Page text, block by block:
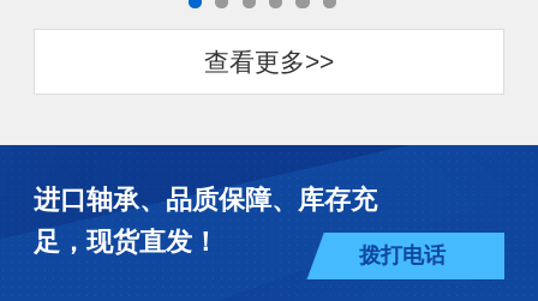
查看更多>>
进口轴承、品质保障、库存充
足，现货直发！
拨打电话